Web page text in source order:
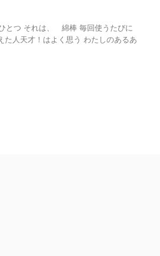
とつ それは、 綿棒 毎回使うたびに
人天才！はよく思う わたしのあるあ